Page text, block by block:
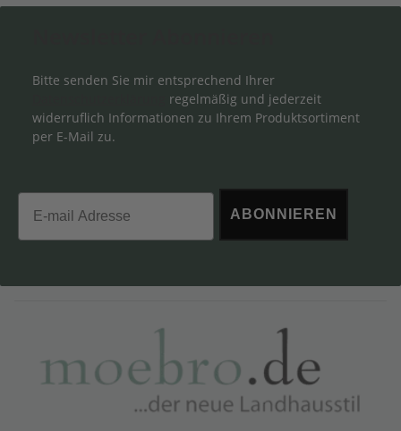
Bitte senden Sie mir entsprechend Ihrer
regelmäßig und jederzeit
widerruflich Informationen zu Ihrem Produktsortiment
per E-Mail zu.
Email
ABONNIEREN